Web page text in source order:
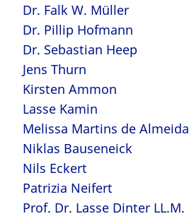
Dr. Falk W. Müller
Dr. Pillip Hofmann
Dr. Sebastian Heep
Jens Thurn
Kirsten Ammon
Lasse Kamin
Melissa Martins de Almeida
Niklas Bauseneick
Nils Eckert
Patrizia Neifert
Prof. Dr. Lasse Dinter LL.M.